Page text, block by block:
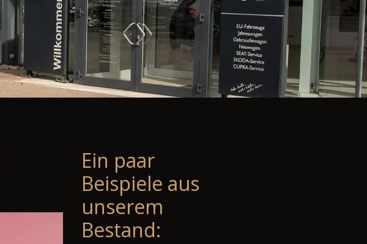
Ein paar
Beispiele aus
unserem
Bestand: